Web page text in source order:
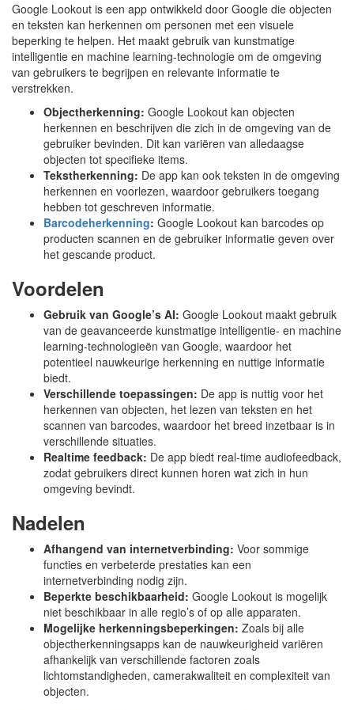
Google Lookout is een app ontwikkeld door Google die objecten
en teksten kan herkennen om personen met een visuele
beperking te helpen. Het maakt gebruik van kunstmatige
intelligentie en machine learning-technologie om de omgeving
van gebruikers te begrijpen en relevante informatie te
verstrekken.
Objectherkenning: Google Lookout kan objecten
herkennen en beschrijven die zich in de omgeving van de
gebruiker bevinden. Dit kan variëren van alledaagse
objecten tot specifieke items.
Tekstherkenning: De app kan ook teksten in de omgeving
herkennen en voorlezen, waardoor gebruikers toegang
hebben tot geschreven informatie.
Barcodeherkenning: Google Lookout kan barcodes op
producten scannen en de gebruiker informatie geven over
het gescande product.
Voordelen
Gebruik van Google’s AI: Google Lookout maakt gebruik
van de geavanceerde kunstmatige intelligentie- en machine
learning-technologieën van Google, waardoor het
potentieel nauwkeurige herkenning en nuttige informatie
biedt.
Verschillende toepassingen: De app is nuttig voor het
herkennen van objecten, het lezen van teksten en het
scannen van barcodes, waardoor het breed inzetbaar is in
verschillende situaties.
Realtime feedback: De app biedt real-time audiofeedback,
zodat gebruikers direct kunnen horen wat zich in hun
omgeving bevindt.
Nadelen
Afhangend van internetverbinding: Voor sommige
functies en verbeterde prestaties kan een
internetverbinding nodig zijn.
Beperkte beschikbaarheid: Google Lookout is mogelijk
niet beschikbaar in alle regio’s of op alle apparaten.
Mogelijke herkenningsbeperkingen: Zoals bij alle
objectherkenningsapps kan de nauwkeurigheid variëren
afhankelijk van verschillende factoren zoals
lichtomstandigheden, camerakwaliteit en complexiteit van
objecten.